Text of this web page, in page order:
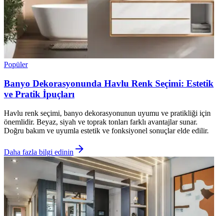
Popüler
Banyo Dekorasyonunda Havlu Renk Seçimi: Estetik
ve Pratik İpuçları
Havlu renk seçimi, banyo dekorasyonunun uyumu ve pratikliği için
önemlidir. Beyaz, siyah ve toprak tonları farklı avantajlar sunar.
Doğru bakım ve uyumla estetik ve fonksiyonel sonuçlar elde edilir.
Daha fazla bilgi edinin